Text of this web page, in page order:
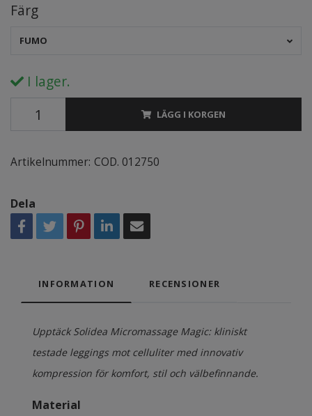
Färg
FUMO
I lager.
LÄGG I KORGEN
Artikelnummer: COD. 012750
Dela
INFORMATION RECENSIONER
Upptäck Solidea Micromassage Magic: kliniskt
testade leggings mot celluliter med innovativ
kompression för komfort, stil och välbefinnande.
Material